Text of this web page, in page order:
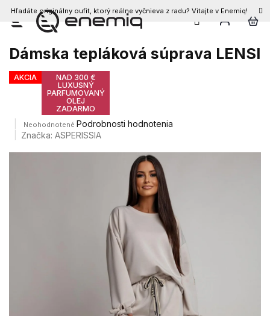
Prejsť
obsah
Hľadáte originálny oufit, ktorý reálne vyčnieva z radu? Vitajte v Enemiq!
Dámska tepláková súprava LENSI
AKCIA
NAD 300 €
LUXUSNÝ
PARFUMOVANÝ
OLEJ
ZADARMO
Priemerné
hodnotenie
Neohodnotené Podrobnosti hodnotenia
Značka:ASPERISSIA